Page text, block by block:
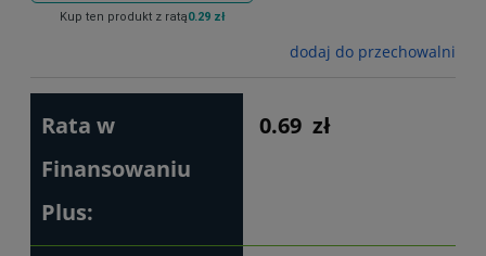
Kup ten produkt z ratą0.29 zł
dodaj do przechowalni
Rata w
Finansowaniu
Plus:
0.69 zł